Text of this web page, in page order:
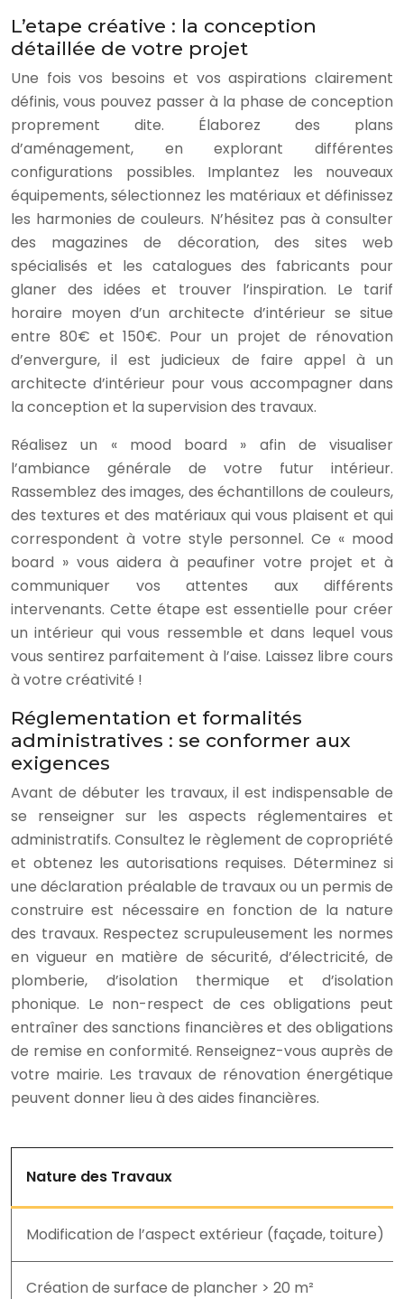
L’etape créative : la conception
détaillée de votre projet
Une fois vos besoins et vos aspirations clairement
définis, vous pouvez passer à la phase de conception
proprement dite. Élaborez des plans
d’aménagement, en explorant différentes
configurations possibles. Implantez les nouveaux
équipements, sélectionnez les matériaux et définissez
les harmonies de couleurs. N’hésitez pas à consulter
des magazines de décoration, des sites web
spécialisés et les catalogues des fabricants pour
glaner des idées et trouver l’inspiration. Le tarif
horaire moyen d’un architecte d’intérieur se situe
entre 80€ et 150€. Pour un projet de rénovation
d’envergure, il est judicieux de faire appel à un
architecte d’intérieur pour vous accompagner dans
la conception et la supervision des travaux.
Réalisez un « mood board » afin de visualiser
l’ambiance générale de votre futur intérieur.
Rassemblez des images, des échantillons de couleurs,
des textures et des matériaux qui vous plaisent et qui
correspondent à votre style personnel. Ce « mood
board » vous aidera à peaufiner votre projet et à
communiquer vos attentes aux différents
intervenants. Cette étape est essentielle pour créer
un intérieur qui vous ressemble et dans lequel vous
vous sentirez parfaitement à l’aise. Laissez libre cours
à votre créativité !
Réglementation et formalités
administratives : se conformer aux
exigences
Avant de débuter les travaux, il est indispensable de
se renseigner sur les aspects réglementaires et
administratifs. Consultez le règlement de copropriété
et obtenez les autorisations requises. Déterminez si
une déclaration préalable de travaux ou un permis de
construire est nécessaire en fonction de la nature
des travaux. Respectez scrupuleusement les normes
en vigueur en matière de sécurité, d’électricité, de
plomberie, d’isolation thermique et d’isolation
phonique. Le non-respect de ces obligations peut
entraîner des sanctions financières et des obligations
de remise en conformité. Renseignez-vous auprès de
votre mairie. Les travaux de rénovation énergétique
peuvent donner lieu à des aides financières.
Nature des Travaux
Modification de l’aspect extérieur (façade, toiture)
Création de surface de plancher > 20 m²